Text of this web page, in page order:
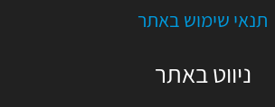
תנאי שימוש באתר
ניווט באתר